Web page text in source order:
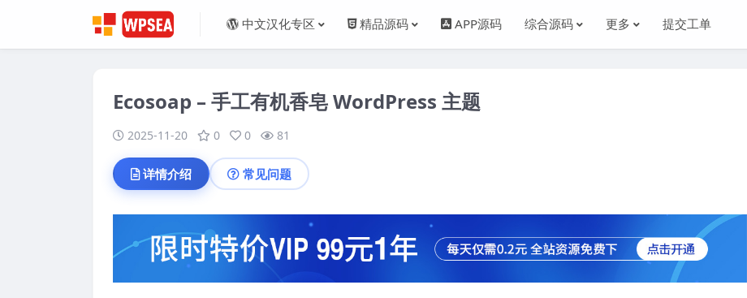
中文汉化专区 精品源码 APP源码 综合源码 更多 提交工单
Ecosoap – 手工有机香皂 WordPress 主题
2025-11-20 0 0 81
详情介绍 常见问题